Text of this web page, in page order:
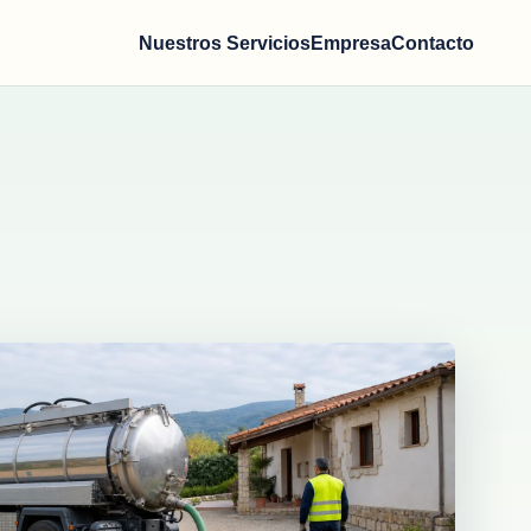
Nuestros ServiciosEmpresaContacto